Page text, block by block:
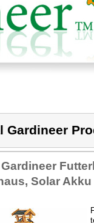
Gardineer
So­lar